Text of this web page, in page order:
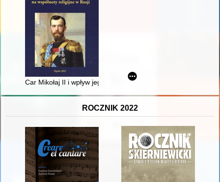
Car Mikołaj II i wpływ jego osoby na wspólnoty religijne w
ROCZNIK 2022